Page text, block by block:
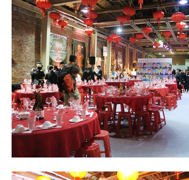
日記簿
餐桌週記
享樂隨手拍
照相簿
影音區
創意出版服務
歷史區